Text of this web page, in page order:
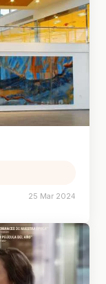
25 Mar 2024